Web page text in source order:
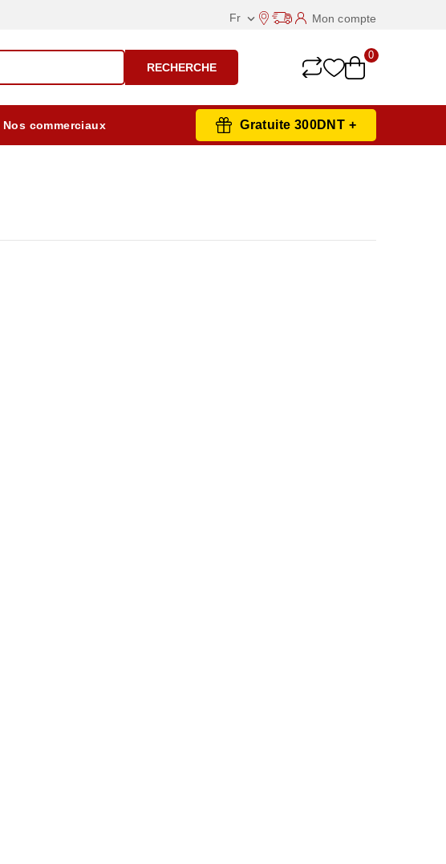
Fr  Mon compte
RECHERCHE
0
Nos commerciaux Gratuite 300DNT +